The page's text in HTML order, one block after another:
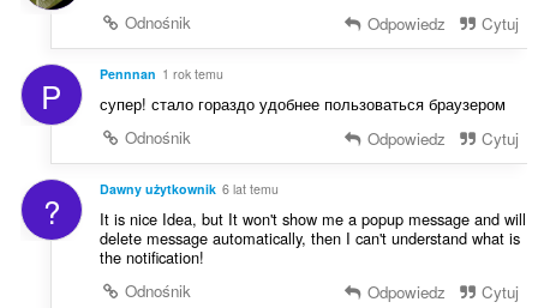
e
n
:
Odnośnik
Odpowiedz Cytuj
P Pennnan 1 rok temu
супер! стало гораздо удобнее пользоваться браузером
Odnośnik
Odpowiedz Cytuj
? Dawny użytkownik 6 lat temu
It is nice Idea, but It won't show me a popup message and will
delete message automatically, then I can't understand what is
the notification!
Odnośnik
Odpowiedz Cytuj